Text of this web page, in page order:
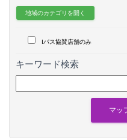
地域のカテゴリを開く
Iパス協賛店舗のみ
キーワード検索